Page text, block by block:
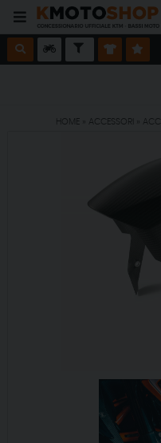
SPEDIZIONE
HOME ACCESSORI